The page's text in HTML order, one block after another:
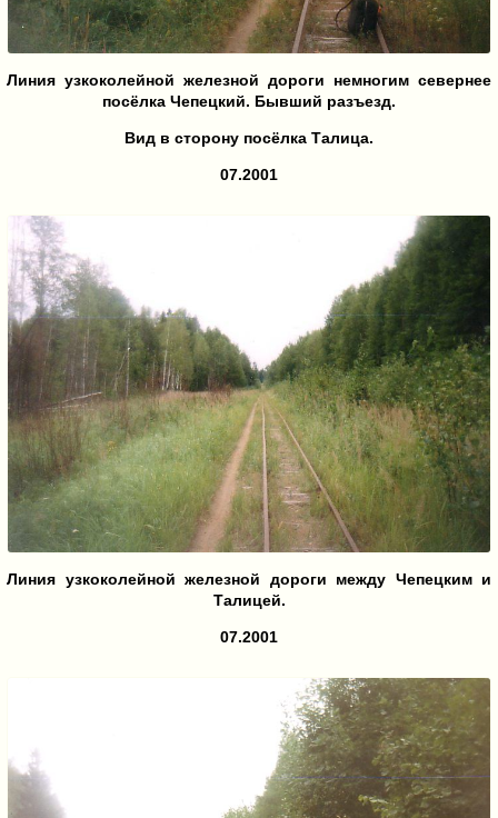
Линия узкоколейной железной дороги немногим севернее
посёлка Чепецкий. Бывший разъезд.
Вид в сторону посёлка Талица.
07.2001
Линия узкоколейной железной дороги между Чепецким и
Талицей.
07.2001